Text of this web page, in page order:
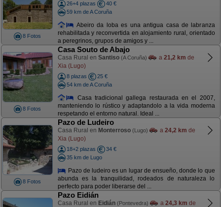
8 Fotos
26+4 plazas
40 €
59 km de A Coruña
Abeiro da loba es una antigua casa de labranza
rehabilitada y reconvertida en alojamiento rural, orientado
a peregrinos, grupos de amigos y ...
8 Fotos
Casa Souto de Abajo
Casa Rural en Santiso (A Coruña) a 21,2 km de
Xia (Lugo)
8 plazas
25 €
54 km de A Coruña
Casa tradicional gallega restaurada en el 2007,
manteniendo lo rústico y adaptandolo a la vida moderna
respetando el entorno natural. Ideal ...
8 Fotos
Pazo de Ludeiro
Casa Rural en Monterroso (Lugo) a 24,2 km de
Xia (Lugo)
18+2 plazas
34 €
35 km de Lugo
Pazo de ludeiro es un lugar de ensueño, donde lo que
abunda es la tranquilidad, rodeados de naturaleza lo
perfecto para poder liberarse del ...
Pazo Eidián
Casa Rural en Eidián (Pontevedra) a 24,3 km de